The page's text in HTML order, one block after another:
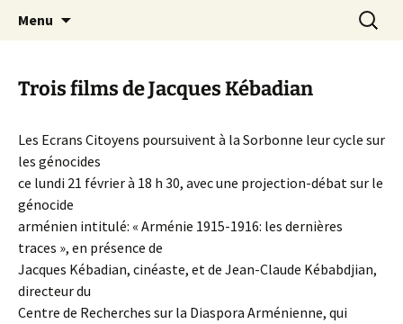
Canal Marches
Menu
Trois films de Jacques Kébadian
Les Ecrans Citoyens poursuivent à la Sorbonne leur cycle sur
les génocides
ce lundi 21 février à 18 h 30, avec une projection-débat sur le
génocide
arménien intitulé: « Arménie 1915-1916: les dernières
traces », en présence de
Jacques Kébadian, cinéaste, et de Jean-Claude Kébabdjian,
directeur du
Centre de Recherches sur la Diaspora Arménienne, qui